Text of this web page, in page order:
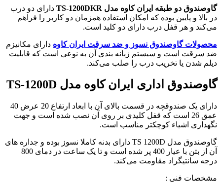
گاوصندوق دو طبقه ایران کاوه مدل TS-1200DKR
دارای دو درب
در بالا و پایین بوده که امکان استفاده همزمان دو کاربر را فراهم
می‌کند و هر قفل درب دارای دو کلید است.
محصولات گاوصندوق نسوز و ضد سرقت ایران کاوه دارای مکانیزم
ضد سرقت است و سیستم زبانه بندی آن به نوعی است که قابلیت
دیلم شدن یا تخریب درب را صلب می‌کند.
گاوصندوق اداری ایران کاوه مدل TS-1200D
دارای یک صندوقچه در قسمت بالای آن با ابعاد ارتفاع 20 عرض 40
عمق 26 است که قفل کلیدی بر روی آن نصب شده است و جهت
نگهداری اشیاء کوچکتر مناسب است.
گاوصندوق مدل TS 1200D دارای بدنه کاملا نسوز بوده و جداره های
آن از بتن با عیار 400 پر شده است و تا یک ساعت در دمای 800
درجه سانتیگراد مقاومت می‌کند.
مشخصات فنی :